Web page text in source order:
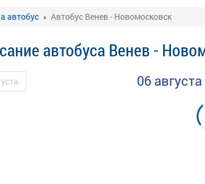
автобус Автобус Венев - Новомосковск
автобуса Венев -
06 августа